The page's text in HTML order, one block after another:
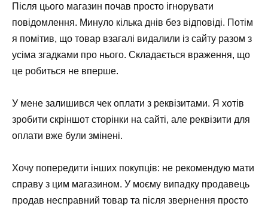
Після цього магазин почав просто ігнорувати
повідомлення. Минуло кілька днів без відповіді. Потім
я помітив, що товар взагалі видалили із сайту разом з
усіма згадками про нього. Складається враження, що
це робиться не вперше.
У мене залишився чек оплати з реквізитами. Я хотів
зробити скріншот сторінки на сайті, але реквізити для
оплати вже були змінені.
Хочу попередити інших покупців: не рекомендую мати
справу з цим магазином. У моєму випадку продавець
продав несправний товар та після звернення просто